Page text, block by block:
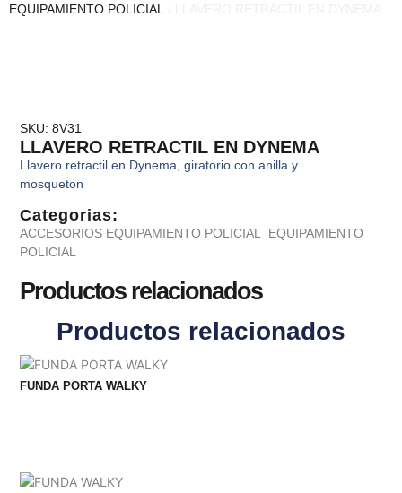
EQUIPAMIENTO POLICIAL
SKU: 8V31
LLAVERO RETRACTIL EN DYNEMA
Llavero retractil en Dynema, giratorio con anilla y
mosqueton
Categorias:
ACCESORIOS EQUIPAMIENTO POLICIAL
EQUIPAMIENTO
POLICIAL
Productos relacionados
Productos relacionados
FUNDA PORTA WALKY